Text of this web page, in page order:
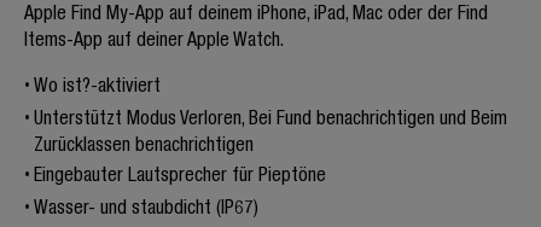
Apple Find My-App auf deinem iPhone, iPad, Mac oder der Find
Items-App auf deiner Apple Watch.
Wo ist?-aktiviert
Unterstützt Modus Verloren, Bei Fund benachrichtigen und Beim
Zurücklassen benachrichtigen
Eingebauter Lautsprecher für Pieptöne
Wasser- und staubdicht (IP67)